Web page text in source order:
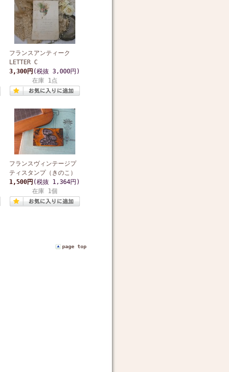
フランスアンティーク
LETTER C
3,300円 (税抜 3,000円)
在庫 1点
フランスヴィンテージプ
ティスタンプ（きのこ）
1,500円 (税抜 1,364円)
在庫 1個
page top